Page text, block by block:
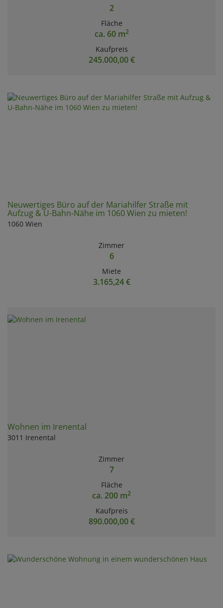
2
Fläche
ca. 60 m2
Kaufpreis
245.000,00 €
Neuwertiges Büro auf der Mariahilfer Straße mit
Aufzug & U-Bahn-Nähe im 1060 Wien zu mieten!
1060 Wien
Zimmer
6
Miete
3.165,24 €
Wohnen im Irenental
3011 Irenental
Zimmer
7
Fläche
ca. 200 m2
Kaufpreis
890.000,00 €